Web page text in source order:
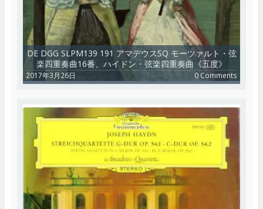
DE DGG SLPM139 191 アマデウスSQ モーツァルト・弦
楽四重奏曲16番、ハイドン・弦楽四重奏曲《五度》
2017年3月26日 0 Comments